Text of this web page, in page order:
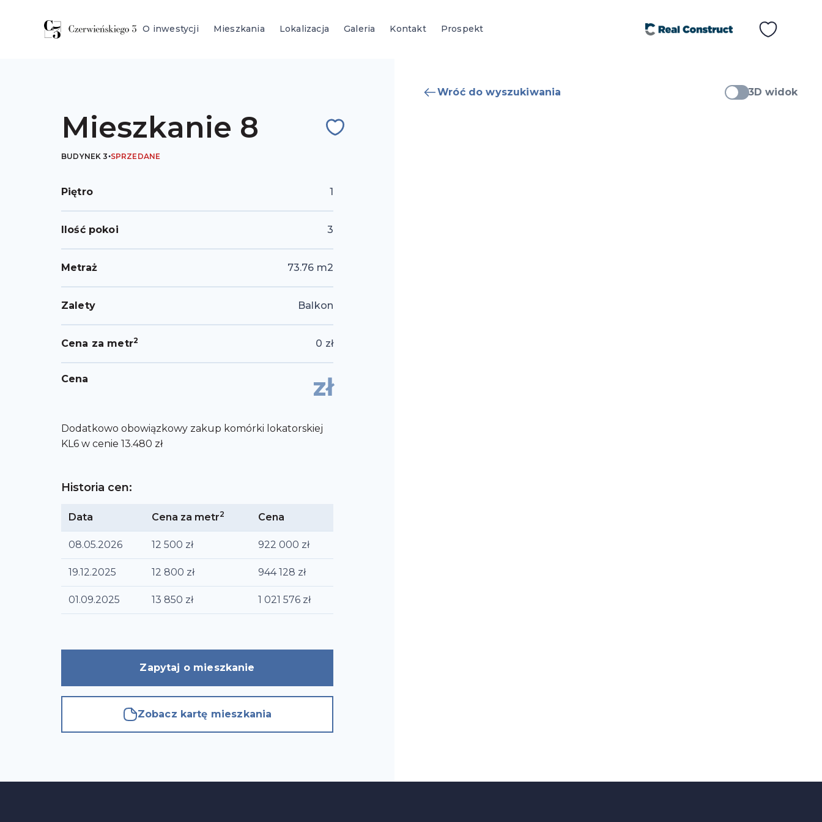
O inwestycji Mieszkania Lokalizacja Galeria Kontakt Prospekt
Mieszkanie 8
BUDYNEK3 SPRZEDANE
Piętro 1
Ilość pokoi 3
Metraż 73.76 m2
Zalety Balkon
Cena za metr2 0 zł
Cena zł
Dodatkowo obowiązkowy zakup komórki lokatorskiej
KL6 w cenie 13.480 zł
Historia cen:
Data Cena za metr2 Cena
08.05.2026 12 500 zł 922 000 zł
19.12.2025 12 800 zł 944 128 zł
01.09.2025 13 850 zł 1 021 576 zł
Zapytaj o mieszkanie
Zobacz kartę mieszkania
Wróć do wyszukiwania 3D widok